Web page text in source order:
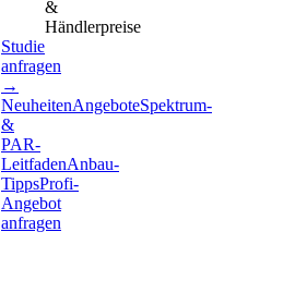
&
Händlerpreise
Studie
anfragen
→
NeuheitenAngeboteSpektrum-
&
PAR-
LeitfadenAnbau-
TippsProfi-
Angebot
anfragen